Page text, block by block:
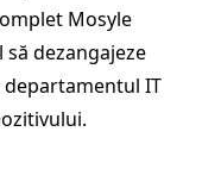
Mosyle
dezangajeze
IT